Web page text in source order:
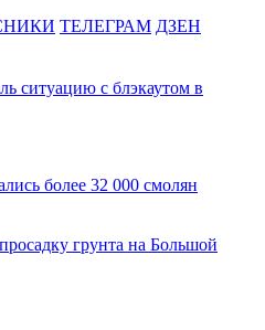
ТЕЛЕГРАМ ДЗЕН
ситуацию с блэкаутом в
более 32 000 смолян
грунта на Большой